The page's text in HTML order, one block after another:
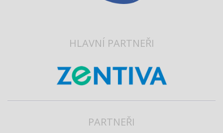
HLAVNÍ PARTNEŘI
PARTNEŘI